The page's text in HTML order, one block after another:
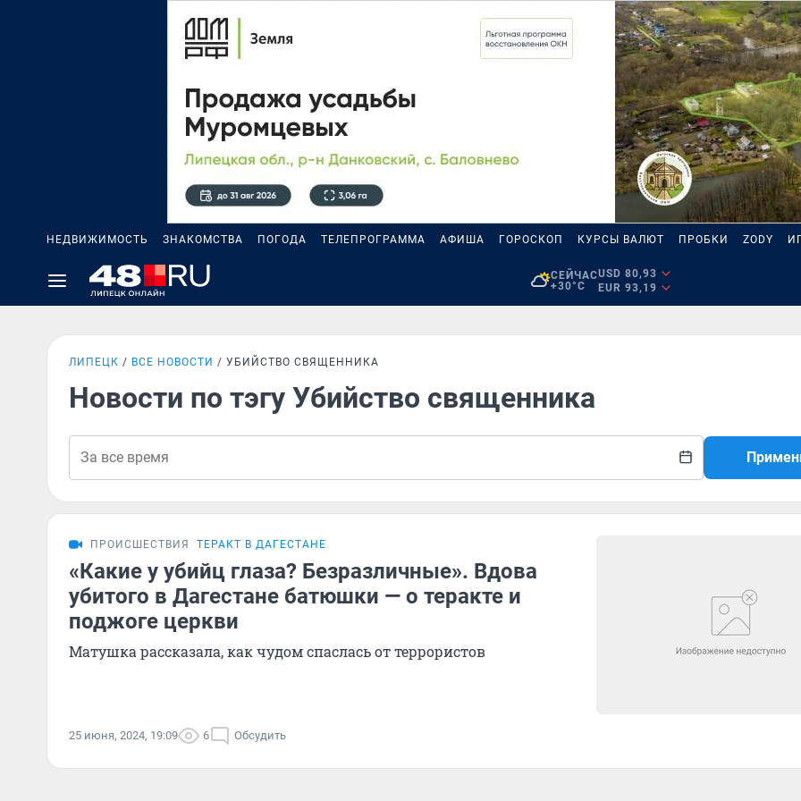
НЕДВИЖИМОСТЬ ЗНАКОМСТВА ПОГОДА ТЕЛЕПРОГРАММА АФИША ГОРОСКОП КУРСЫ ВАЛЮТ ПРОБКИ ZODY
СЕЙЧАС
+30°C
USD 80,93
EUR 93,19
ЛИПЕЦК ВСЕ НОВОСТИ УБИЙСТВО СВЯЩЕННИКА
Новости по тэгу Убийство священника
ПРОИСШЕСТВИЯ ТЕРАКТ В ДАГЕСТАНЕ
«Какие у убийц глаза? Безразличные». Вдова
убитого в Дагестане батюшки — о теракте и
поджоге церкви
Матушка рассказала, как чудом спаслась от террористов
25 июня, 2024, 19:09 6 Обсудить